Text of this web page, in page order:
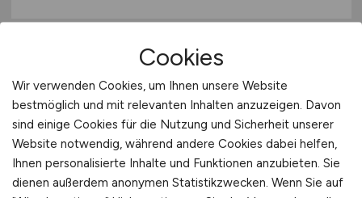
Leitung Bürgerbüro(m/w/d)
Cookies
Wir verwenden Cookies, um Ihnen unsere Website
bestmöglich und mit relevanten Inhalten anzuzeigen. Davon
sind einige Cookies für die Nutzung und Sicherheit unserer
Website notwendig, während andere Cookies dabei helfen,
Ihnen personalisierte Inhalte und Funktionen anzubieten. Sie
dienen außerdem anonymen Statistikzwecken. Wenn Sie auf